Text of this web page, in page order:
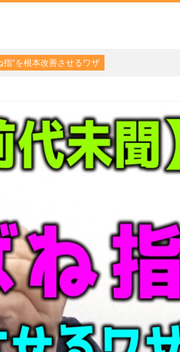
指"を根本改善させるワザ